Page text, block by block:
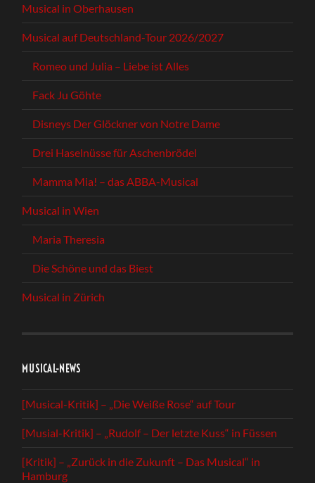
Musical in Oberhausen
Musical auf Deutschland-Tour 2026/2027
Romeo und Julia – Liebe ist Alles
Fack Ju Göhte
Disneys Der Glöckner von Notre Dame
Drei Haselnüsse für Aschenbrödel
Mamma Mia! – das ABBA-Musical
Musical in Wien
Maria Theresia
Die Schöne und das Biest
Musical in Zürich
MUSICAL-NEWS
[Musical-Kritik] – „Die Weiße Rose“ auf Tour
[Musial-Kritik] – „Rudolf – Der letzte Kuss“ in Füssen
[Kritik] – „Zurück in die Zukunft – Das Musical“ in
Hamburg